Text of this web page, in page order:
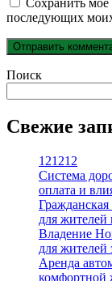
последующих
Поиск
Свежие
121212
Система
оплата и
Гражданская
для жителей
Владение
для жителей
Аренда
комфортной